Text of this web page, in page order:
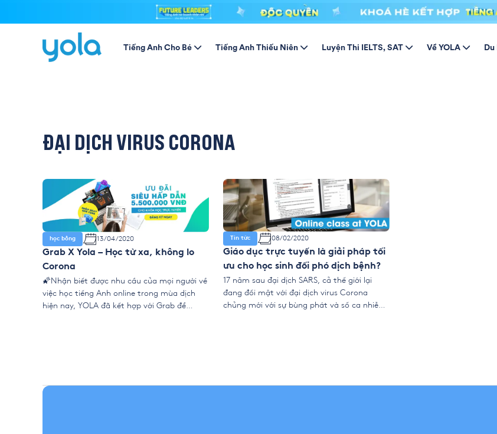
Tiếng Anh Cho Bé Tiếng Anh Thiếu Niên Luyện Thi IELTS, SAT Về YOLA
ĐẠI DỊCH VIRUS CORONA
học bổng 13/04/2020
Grab X Yola – Học từ xa, không lo
Corona
🌠Nhận biết được nhu cầu của mọi người về
việc học tiếng Anh online trong mùa dịch
hiện nay, YOLA đã kết hợp với Grab để
Tin tức 08/02/2020
Giáo dục trực tuyến là giải pháp tối
ưu cho học sinh đối phó dịch bệnh?
17 năm sau đại dịch SARS, cả thế giới lại
đang đối mặt với đại dịch virus Corona
chủng mới với sự bùng phát và số ca nhiễm